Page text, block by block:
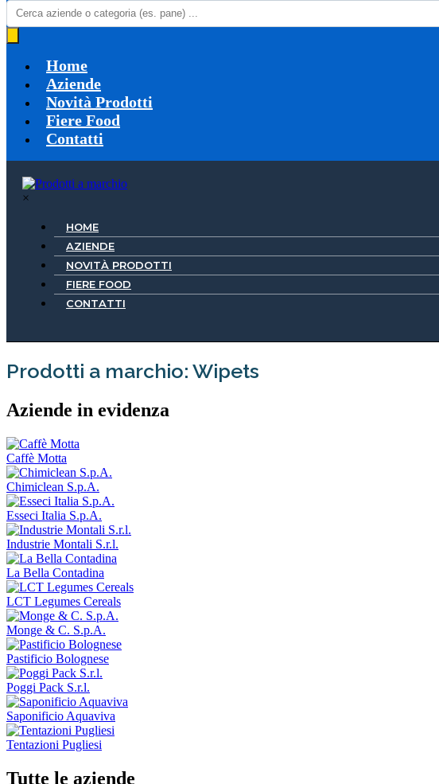
Home
Aziende
Novità Prodotti
Fiere Food
Contatti
×
HOME
AZIENDE
NOVITÀ PRODOTTI
FIERE FOOD
CONTATTI
Prodotti a marchio: Wipets
Aziende in evidenza
Caffè Motta
Chimiclean S.p.A.
Esseci Italia S.p.A.
Industrie Montali S.r.l.
La Bella Contadina
LCT Legumes Cereals
Monge & C. S.p.A.
Pastificio Bolognese
Poggi Pack S.r.l.
Saponificio Aquaviva
Tentazioni Pugliesi
Tutte le aziende